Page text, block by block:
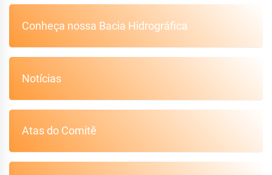
Conheça nossa Bacia Hidrográfica
Notícias
Atas do Comitê